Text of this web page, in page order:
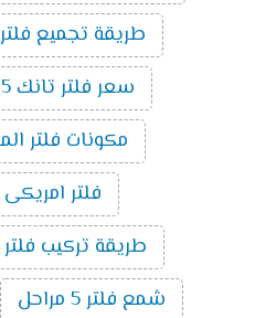
طريقة تجميع فلتر
سعر فلتر تانك 5 مراحل 2019
مكونات فلتر المياه 5
فلتر امريكى 5 مراحل
طريقة تركيب فلتر
شمع فلتر 5 مراحل